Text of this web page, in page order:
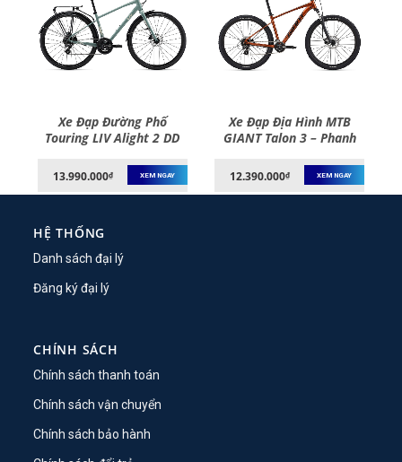
Xe Đạp Đường Phố
Touring LIV Alight 2 DD
Bánh 700C – 2022
13.990.000₫ XEM NGAY
Xe Đạp Địa Hình MTB
GIANT Talon 3 – Phanh
2022
12.390.000₫ XEM NGAY
HỆ THỐNG
Danh sách đại lý
Đăng ký đại lý
CHÍNH SÁCH
Chính sách thanh toán
Chính sách vận chuyển
Chính sách bảo hành